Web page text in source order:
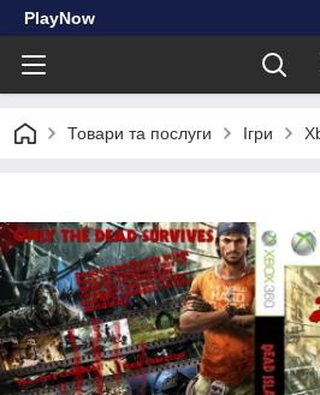
PlayNow
Товари та послуги Ігри